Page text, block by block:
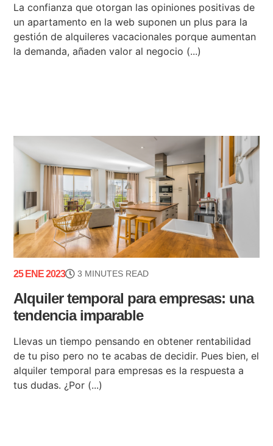
La confianza que otorgan las opiniones positivas de
un apartamento en la web suponen un plus para la
gestión de alquileres vacacionales porque aumentan
la demanda, añaden valor al negocio (...)
25 ENE 2023 3 MINUTES READ
Alquiler temporal para empresas: una
tendencia imparable
Llevas un tiempo pensando en obtener rentabilidad
de tu piso pero no te acabas de decidir. Pues bien, el
alquiler temporal para empresas es la respuesta a
tus dudas. ¿Por (...)